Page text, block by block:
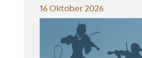
16 Oktober 2026